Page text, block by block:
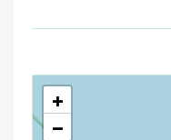
<!---->
+
−